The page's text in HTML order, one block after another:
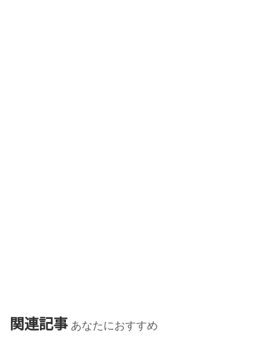
関連記事 あなたにおすすめ